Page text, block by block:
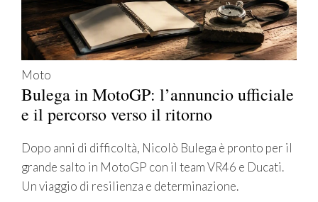
Moto
Bulega in MotoGP: l’annuncio ufficiale
e il percorso verso il ritorno
Dopo anni di difficoltà, Nicolò Bulega è pronto per il
grande salto in MotoGP con il team VR46 e Ducati.
Un viaggio di resilienza e determinazione.